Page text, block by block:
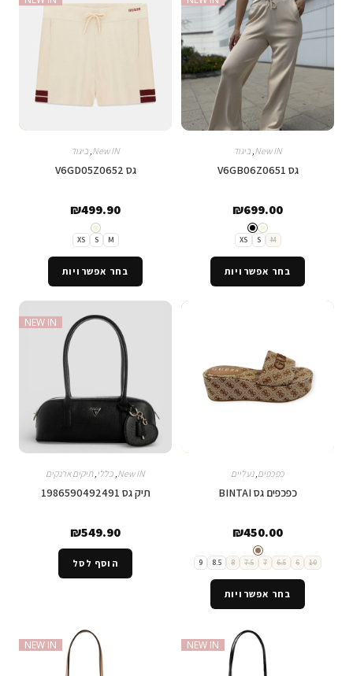
New IN ביגוד
גס V6GB06Z0651
₪699.00
M
S
XS
בחר אפשרויות
New IN ביגוד
גס V6GD05Z0652
₪499.90
M
S
XS
בחר אפשרויות
כפכפים ,נעליים
כפכפים גס BINTAI
₪450.00
10
6
6.5
7
7.5
8
8.5
9
בחר אפשרויות
NEW IN
New IN כללי ,תיקים ארנקים
תיק גס 1986590492491
₪549.90
הוסף לסל
NEW IN
NEW IN